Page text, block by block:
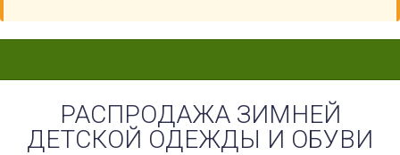
РАСПРОДАЖА ЗИМНЕЙ
ДЕТСКОЙ ОДЕЖДЫ И ОБУВИ